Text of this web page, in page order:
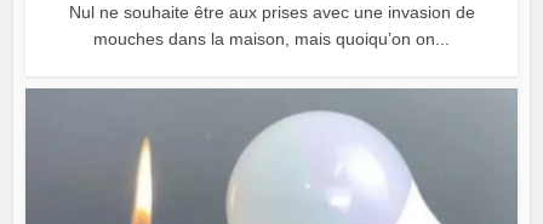
Nul ne souhaite être aux prises avec une invasion de
mouches dans la maison, mais quoiqu’on on...